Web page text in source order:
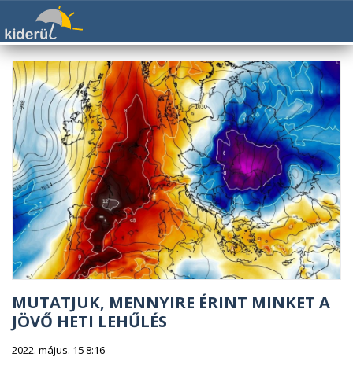
MUTATJUK, MENNYIRE ÉRINT MINKET A
JÖVŐ HETI LEHŰLÉS
2022. május. 15 8:16